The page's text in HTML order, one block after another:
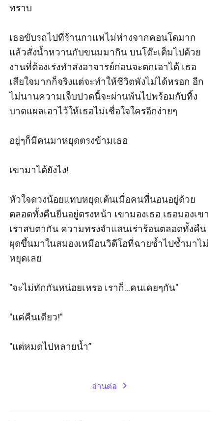
ทราบ
เธอขับรถไปที่ร้านกาแฟไม่ห่างจากคอนโดมาก
แล้วสั่งน้ำหวานกับขนมมากิน บนโต๊ะเต็มไปด้วย
งานที่ต้องเร่งทำส่งอาจารย์ก่อนจะตกเอาได้ เธอ
เสียใจมากก็จริงแต่จะทำให้ชีวิตพังไม่ได้หรอก อีก
ไม่นานความเจ็บปวดนี้จะผ่านพ้นไปพร้อมกับทิ้ง
บาดแผลเอาไว้ให้เธอไม่เชื่อใจใครอีกง่ายๆ
อยู่ๆก็มีคนมาหยุดตรงข้ามเธอ
เขามาได้ยังไง!
หัวใจดวงน้อยแทบหยุดเต้นเมื่อคนที่นอนอยู่ด้วย
ตลอดทั้งคืนยืนอยู่ตรงหน้า เขามองเธอ เธอมองเขา
เราสบตากัน ความทรงจำแสนเร่าร้อนตลอดทั้งคืน
ผุดขึ้นมาในสมองเหมือนวิดีโอที่ฉายซ้ำไปซ้ำมาไม่
หยุดเลย
"จะไม่ทักกันหน่อยเหรอ เราก็...คนเคยๆกัน"
"แค่คืนเดียว!"
"แต่หมดไปหลายน้ำ”
อ่านต่อ expand_more